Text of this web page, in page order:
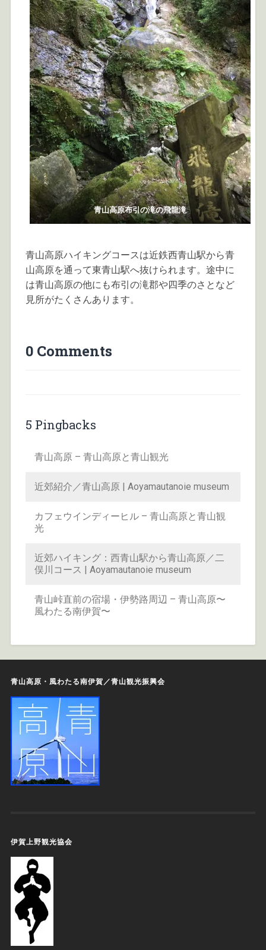
青山高原布引の滝の飛龍滝
青山高原ハイキングコースは近鉄西青山駅から青
山高原を通って東青山駅へ抜けられます。途中に
は青山高原の他にも布引の滝郡や四季のさとなど
見所がたくさんあります。
0 Comments
5 Pingbacks
青山高原 – 青山高原と青山観光
近郊紹介／青山高原 | Aoyamautanoie museum
カフェウインディーヒル – 青山高原と青山観
光
近郊ハイキング：西青山駅から青山高原／二
俣川コース | Aoyamautanoie museum
青山峠直前の宿場・伊勢路周辺 – 青山高原〜
風わたる南伊賀〜
青山高原・風わたる南伊賀／青山観光振興会
伊賀上野観光協会